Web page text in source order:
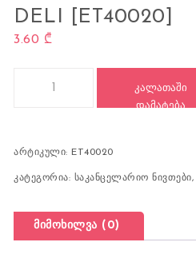
DELI [ET40020]
3.60 ₾
ᲙᲐᲚᲐᲗᲐᲨᲘ
ᲓᲐᲛᲐᲢᲔᲑᲐ
არტიკული: ET40020
კატეგორია: საკანცელარიო ნივთები,
მიმოხილვა (0)